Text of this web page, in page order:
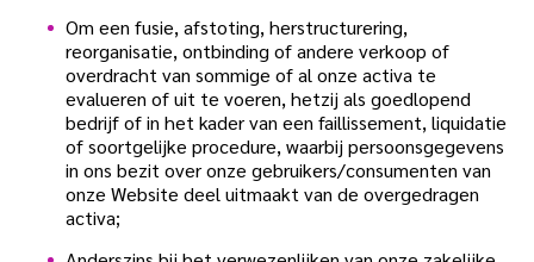
Om een fusie, afstoting, herstructurering,
reorganisatie, ontbinding of andere verkoop of
overdracht van sommige of al onze activa te
evalueren of uit te voeren, hetzij als goedlopend
bedrijf of in het kader van een faillissement, liquidatie
of soortgelijke procedure, waarbij persoonsgegevens
in ons bezit over onze gebruikers/consumenten van
onze Website deel uitmaakt van de overgedragen
activa;